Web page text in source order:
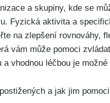
a skupiny, kde se
Fyzická aktivita a
na zlepšení rovnováhy,
vám může pomoci
vhodnou léčbou je